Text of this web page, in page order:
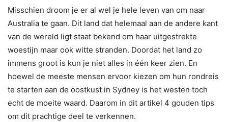
Misschien droom je er al wel je hele leven van om naar
Australia te gaan. Dit land dat helemaal aan de andere kant
van de wereld ligt staat bekend om haar uitgestrekte
woestijn maar ook witte stranden. Doordat het land zo
immens groot is kun je niet alles in één keer zien. En
hoewel de meeste mensen ervoor kiezen om hun rondreis
te starten aan de oostkust in Sydney is het westen toch
echt de moeite waard. Daarom in dit artikel 4 gouden tips
om dit prachtige deel te verkennen.